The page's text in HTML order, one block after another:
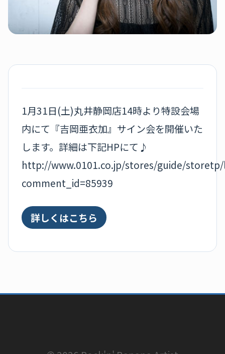
1月31日(土)丸井静岡店14時より特設会場
内にて『吉岡亜衣加』サイン会を開催いた
します。詳細は下記HPにて♪
http://www.0101.co.jp/stores/guide/
comment_id=85939
詳しくはこちら